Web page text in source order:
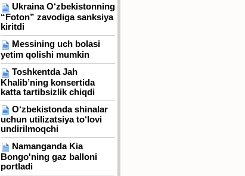
Ukraina O‘zbekistonning
“Foton” zavodiga sanksiya
kiritdi
Messining uch bolasi
yetim qolishi mumkin
Toshkentda Jah
Khalib’ning konsertida
katta tartibsizlik chiqdi
O‘zbekistonda shinalar
uchun utilizatsiya to‘lovi
undirilmoqchi
Namanganda Kia
Bongo'ning gaz balloni
portladi